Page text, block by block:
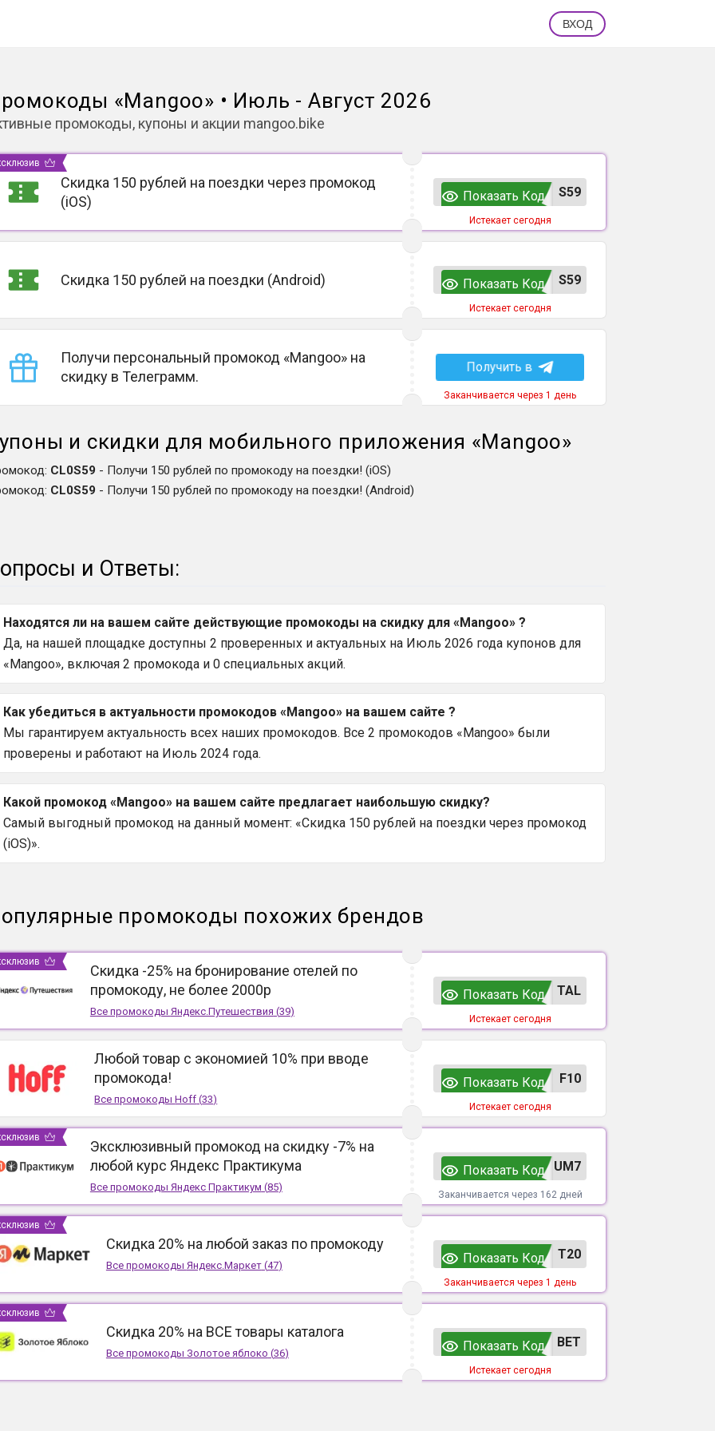
ВХОД
«Mangoo» • Июль - Август 2026
промокоды, купоны и акции mangoo.bike
Скидка 150 рублей на поездки через промокод
(iOS)
S59
Показать Код
Истекает сегодня
Скидка 150 рублей на поездки (Android) S59
Показать Код
Истекает сегодня
Получи персональный промокод «Mangoo» на
скидку в Телеграмм.
Получить в
Заканчивается через 1 день
и скидки для мобильного приложения «Mangoo»
: CL0S59 - Получи 150 рублей по промокоду на поездки! (iOS)
: CL0S59 - Получи 150 рублей по промокоду на поездки! (Android)
и Ответы:
Находятся ли на вашем сайте действующие промокоды на скидку для «Mangoo» ?
Да, на нашей площадке доступны 2 проверенных и актуальных на Июль 2026 года купонов для
«Mangoo», включая 2 промокода и 0 специальных акций.
Как убедиться в актуальности промокодов «Mangoo» на вашем сайте ?
Мы гарантируем актуальность всех наших промокодов. Все 2 промокодов «Mangoo» были
проверены и работают на Июль 2024 года.
Какой промокод «Mangoo» на вашем сайте предлагает наибольшую скидку?
Самый выгодный промокод на данный момент: «Скидка 150 рублей на поездки через промокод
(iOS)».
промокоды похожих брендов
Скидка -25% на бронирование отелей по
промокоду, не более 2000р
Все промокоды Яндекс.Путешествия (39)
TAL
Показать Код
Истекает сегодня
Любой товар с экономией 10% при вводе
промокода!
Все промокодыHoff (33)
F10
Показать Код
Истекает сегодня
Эксклюзивный промокод на скидку -7% на
любой курс Яндекс Практикума
Все промокоды Яндекс Практикум (85)
UM7
Показать Код
Заканчивается через 162 дней
Скидка 20% на любой заказ по промокоду
Все промокоды Яндекс.Маркет(47)
T20
Показать Код
Заканчивается через 1 день
Скидка 20% на ВСЕ товары каталога
Все промокоды Золотое яблоко (36)
ВЕТ
Показать Код
Истекает сегодня